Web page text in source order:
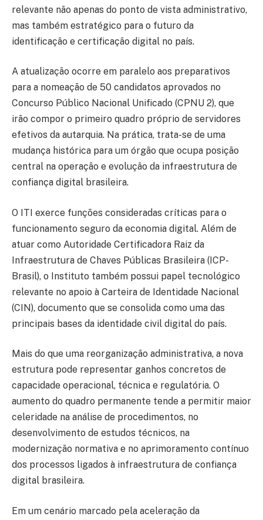
relevante não apenas do ponto de vista administrativo,
mas também estratégico para o futuro da
identificação e certificação digital no país.
A atualização ocorre em paralelo aos preparativos
para a nomeação de 50 candidatos aprovados no
Concurso Público Nacional Unificado (CPNU 2), que
irão compor o primeiro quadro próprio de servidores
efetivos da autarquia. Na prática, trata-se de uma
mudança histórica para um órgão que ocupa posição
central na operação e evolução da infraestrutura de
confiança digital brasileira.
O ITI exerce funções consideradas críticas para o
funcionamento seguro da economia digital. Além de
atuar como Autoridade Certificadora Raiz da
Infraestrutura de Chaves Públicas Brasileira (ICP-
Brasil), o Instituto também possui papel tecnológico
relevante no apoio à Carteira de Identidade Nacional
(CIN), documento que se consolida como uma das
principais bases da identidade civil digital do país.
Mais do que uma reorganização administrativa, a nova
estrutura pode representar ganhos concretos de
capacidade operacional, técnica e regulatória. O
aumento do quadro permanente tende a permitir maior
celeridade na análise de procedimentos, no
desenvolvimento de estudos técnicos, na
modernização normativa e no aprimoramento contínuo
dos processos ligados à infraestrutura de confiança
digital brasileira.
Em um cenário marcado pela aceleração da